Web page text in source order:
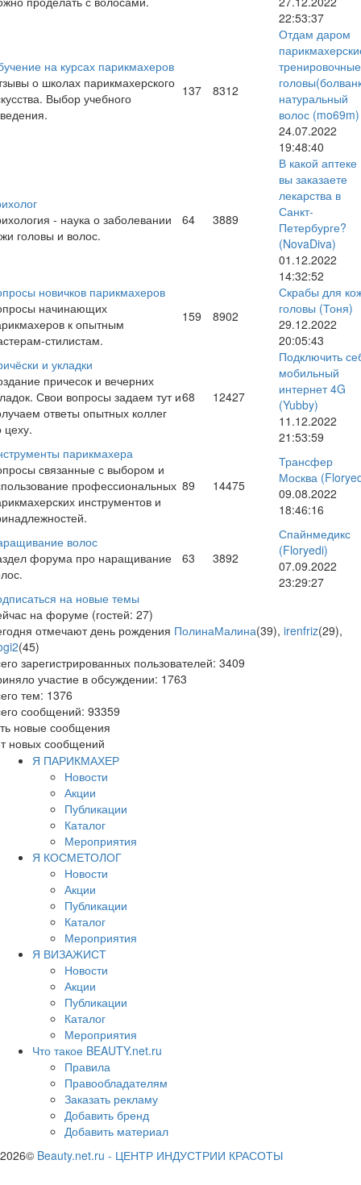
22:53:37
на курсах парикмахеров
о школах парикмахерского
Выбор учебного
137 8312
Отдам даром
тренировочные
натуральный
волос (mo69m)
24.07.2022
19:48:40
- наука о заболевании
головы и волос.
64 3889
В какой аптеке
вы заказаете
лекарства в
Санкт-
Петербурге?
(NovaDiva)
01.12.2022
14:32:52
новичков парикмахеров
начинающих
к опытным
стилистам.
159 8902
Скрабы для
головы (Тоня)
29.12.2022
20:05:43
и укладки
причесок и вечерних
Свои вопросы задаем тут и
ответы опытных коллег
цеху.
68 12427
Подключить
мобильный
интернет 4G
(Yubby)
11.12.2022
21:53:59
парикмахера
связанные с выбором и
профессиональных
инструментов и
89 14475
Трансфер
Москва
09.08.2022
18:46:16
волос
форума про наращивание
63 3892
Спайнмедикс
(Floryedi)
07.09.2022
23:29:27
на новые темы
на форуме (гостей: 27)
отмечают день рождения ПолинаМалина(39), irenfriz(29),
(45)
зарегистрированных пользователей: 3409
участие в обсуждении: 1763
тем: 1376
сообщений: 93359
новые сообщения
новых сообщений
Я ПАРИКМАХЕР
Новости
Акции
Публикации
Каталог
Мероприятия
Я КОСМЕТОЛОГ
Новости
Акции
Публикации
Каталог
Мероприятия
Я ВИЗАЖИСТ
Новости
Акции
Публикации
Каталог
Мероприятия
Что такое BEAUTY.net.ru
Правила
Правообладателям
Заказать рекламу
Добавить бренд
Добавить материал
2026© Beauty.net.ru - ЦЕНТР ИНДУСТРИИ КРАСОТЫ